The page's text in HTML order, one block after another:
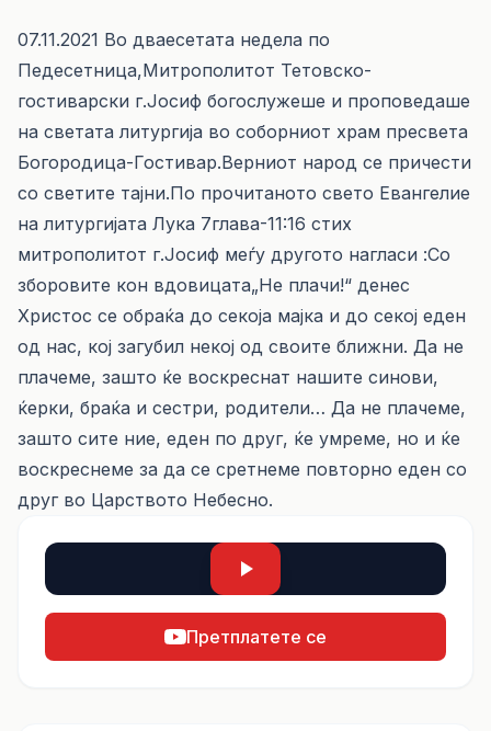
07.11.2021 Во дваесетата недела по
Педесетница,Митрополитот Тетовско-
гостиварски г.Јосиф богослужеше и проповедаше
на светата литургија во соборниот храм пресвета
Богородица-Гостивар.Верниот народ се причести
со светите тајни.По прочитаното свето Евангелие
на литургијата Лука 7глава-11:16 стих
митрополитот г.Јосиф меѓу другото нагласи :Со
зборовите кон вдовицата„Не плачи!“ денес
Христос се обраќа до секоја мајка и до секој еден
од нас, кој загубил некој од своите ближни. Да не
плачеме, зашто ќе воскреснат нашите синови,
ќерки, браќа и сестри, родители… Да не плачеме,
зашто сите ние, еден по друг, ќе умреме, но и ќе
воскреснеме за да се сретнеме повторно еден со
друг во Царството Небесно.
Претплатете се